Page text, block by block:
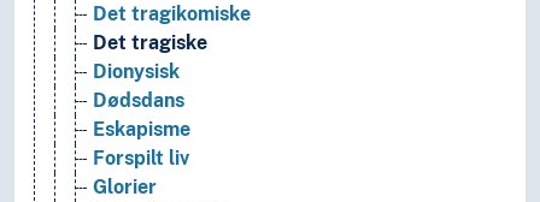
Det tragikomiske
Det tragiske
Dionysisk
Dødsdans
Eskapisme
Forspilt liv
Glorier